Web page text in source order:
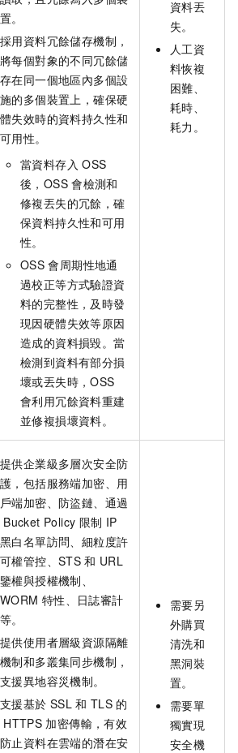
置。
採用資料冗餘儲存機制，
將每個對象的不同冗餘儲
存在同一個地區內多個設
施的多個裝置上，確保硬
體失效時的資料持久性和
可用性。
當資料存入 OSS
後，OSS 會檢測和
修複丟失的冗餘，確
保資料持久性和可用
性。
OSS 會周期性地通
過校正等方式驗證資
料的完整性，及時發
現因硬體失效等原因
造成的資料損毀。當
檢測到資料有部分損
壞或丟失時，OSS
會利用冗餘資料重建
並修複損壞資料。
資料丟
失。
人工資
料恢複
困難、
耗時、
耗力。
提供企業級多層次安全防
護，包括服務端加密、用
戶端加密、防盜鏈、通過
Bucket Policy 限制 IP
黑白名單訪問、細粒度許
可權管控、STS 和 URL
鑒權與授權機制、
WORM 特性、日誌審計
等。
提供使用者層級資源隔離
機制和多叢集同步機制，
支援異地容災機制。
支援基於 SSL 和 TLS 的
HTTPS 加密傳輸，有效
防止資料在雲端的潛在安
需要另
外購買
清洗和
黑洞裝
置。
需要單
獨實現
安全機